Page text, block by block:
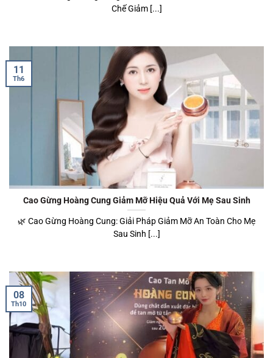
Chế Giảm [...]
Cao Gừng Hoàng Cung Giảm Mỡ Hiệu Quả Với Mẹ Sau Sinh
🌿 Cao Gừng Hoàng Cung: Giải Pháp Giảm Mỡ An Toàn Cho Mẹ
Sau Sinh [...]
11
Th6
08
Th10